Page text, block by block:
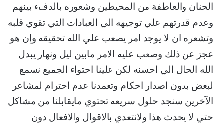
الحنان والعاطفة من المحيطين وشعوره بالدفء بينهم
وعدم قدرتهم علي توجيهه الي العبادات التي تقوي قلبه
وتشعره ان لا يوجد امر يصعب علي الله تحقيقه وإن هو
عجز عن ذلك وصعب عليه الامر مابين ليل ونهار يبدل
الله الحال الي احسنه لكن علينا احتواء الجميع نسمع
لبعض بدون اصدار احكام وتعمدنا عدم احترام لمشاعر
الآخرين سنجد حلول سريعه تحتوي مايقابلنا من مشاكل
حتي لا يحدث هذا ولانتعدي بالاقوال والافعال دون